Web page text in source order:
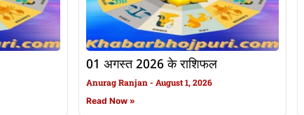
01 अगस्त 2026 के राशिफल
Anurag Ranjan August 1, 2026
Read Now »